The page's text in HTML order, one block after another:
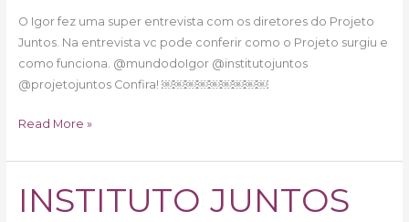
O Igor fez uma super entrevista com os diretores do Projeto
Juntos. Na entrevista vc pode conferir como o Projeto surgiu e
como funciona. @mundodoIgor @institutojuntos
@projetojuntos Confira! ￼￼￼￼￼￼￼￼￼
Read More »
INSTITUTO JUNTOS
INSTITUTO
JUNTOS